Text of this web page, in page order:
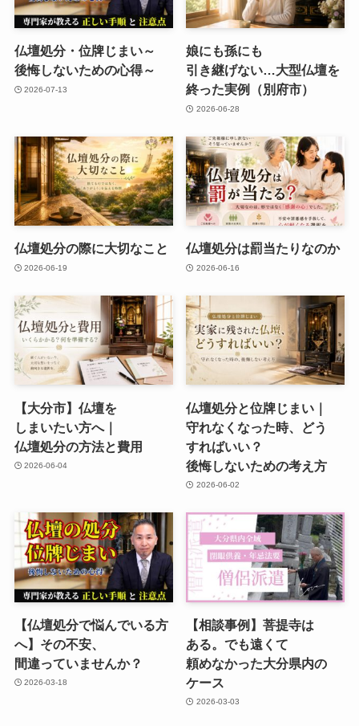
仏壇処分・位牌じまい​～
後悔しないための​心得～
2026-07-13
娘にも​孫にも​
引き継げない…​大型仏壇を​
終った​実例​（別府市）
2026-06-28
仏壇処分の​際に​大切な​こと
2026-06-19
仏壇処分は​罰当たりなのか
2026-06-16
【大分市】仏壇を​
しまいたい方​へ​｜
仏壇処分の​方​法と​費用
2026-06-04
仏壇処分と​位牌じまい​｜
守れなくなった​時、​どう​
すれば​いい？​
後悔しないための​考え方
2026-06-02
【仏壇処分で​悩んでいる​方​
へ​】​その​不安、​
間違っていませんか？
2026-03-18
【相談事例】菩提寺は​
ある。​でも​遠くて​
頼めなかった​大分県内の​
ケース
2026-03-03